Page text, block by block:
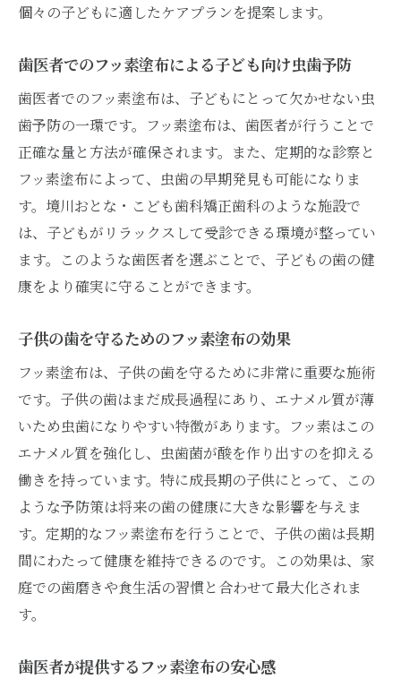
個々の子どもに適したケアプランを提案します。
歯医者でのフッ素塗布による子ども向け虫歯予防
歯医者でのフッ素塗布は、子どもにとって欠かせない虫
歯予防の一環です。フッ素塗布は、歯医者が行うことで
正確な量と方法が確保されます。また、定期的な診察と
フッ素塗布によって、虫歯の早期発見も可能になりま
す。境川おとな・こども歯科矯正歯科のような施設で
は、子どもがリラックスして受診できる環境が整ってい
ます。このような歯医者を選ぶことで、子どもの歯の健
康をより確実に守ることができます。
子供の歯を守るためのフッ素塗布の効果
フッ素塗布は、子供の歯を守るために非常に重要な施術
です。子供の歯はまだ成長過程にあり、エナメル質が薄
いため虫歯になりやすい特徴があります。フッ素はこの
エナメル質を強化し、虫歯菌が酸を作り出すのを抑える
働きを持っています。特に成長期の子供にとって、この
ような予防策は将来の歯の健康に大きな影響を与えま
す。定期的なフッ素塗布を行うことで、子供の歯は長期
間にわたって健康を維持できるのです。この効果は、家
庭での歯磨きや食生活の習慣と合わせて最大化されま
す。
歯医者が提供するフッ素塗布の安心感